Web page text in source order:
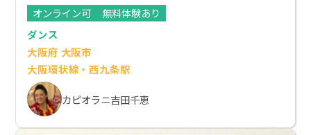
オンライン可
無料体験あり
ダンス
大阪府 大阪市
大阪環状線・西九条駅
カピオラニ吉田千恵